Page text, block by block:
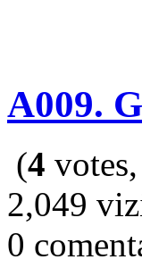
A009.
(4
2,049
0